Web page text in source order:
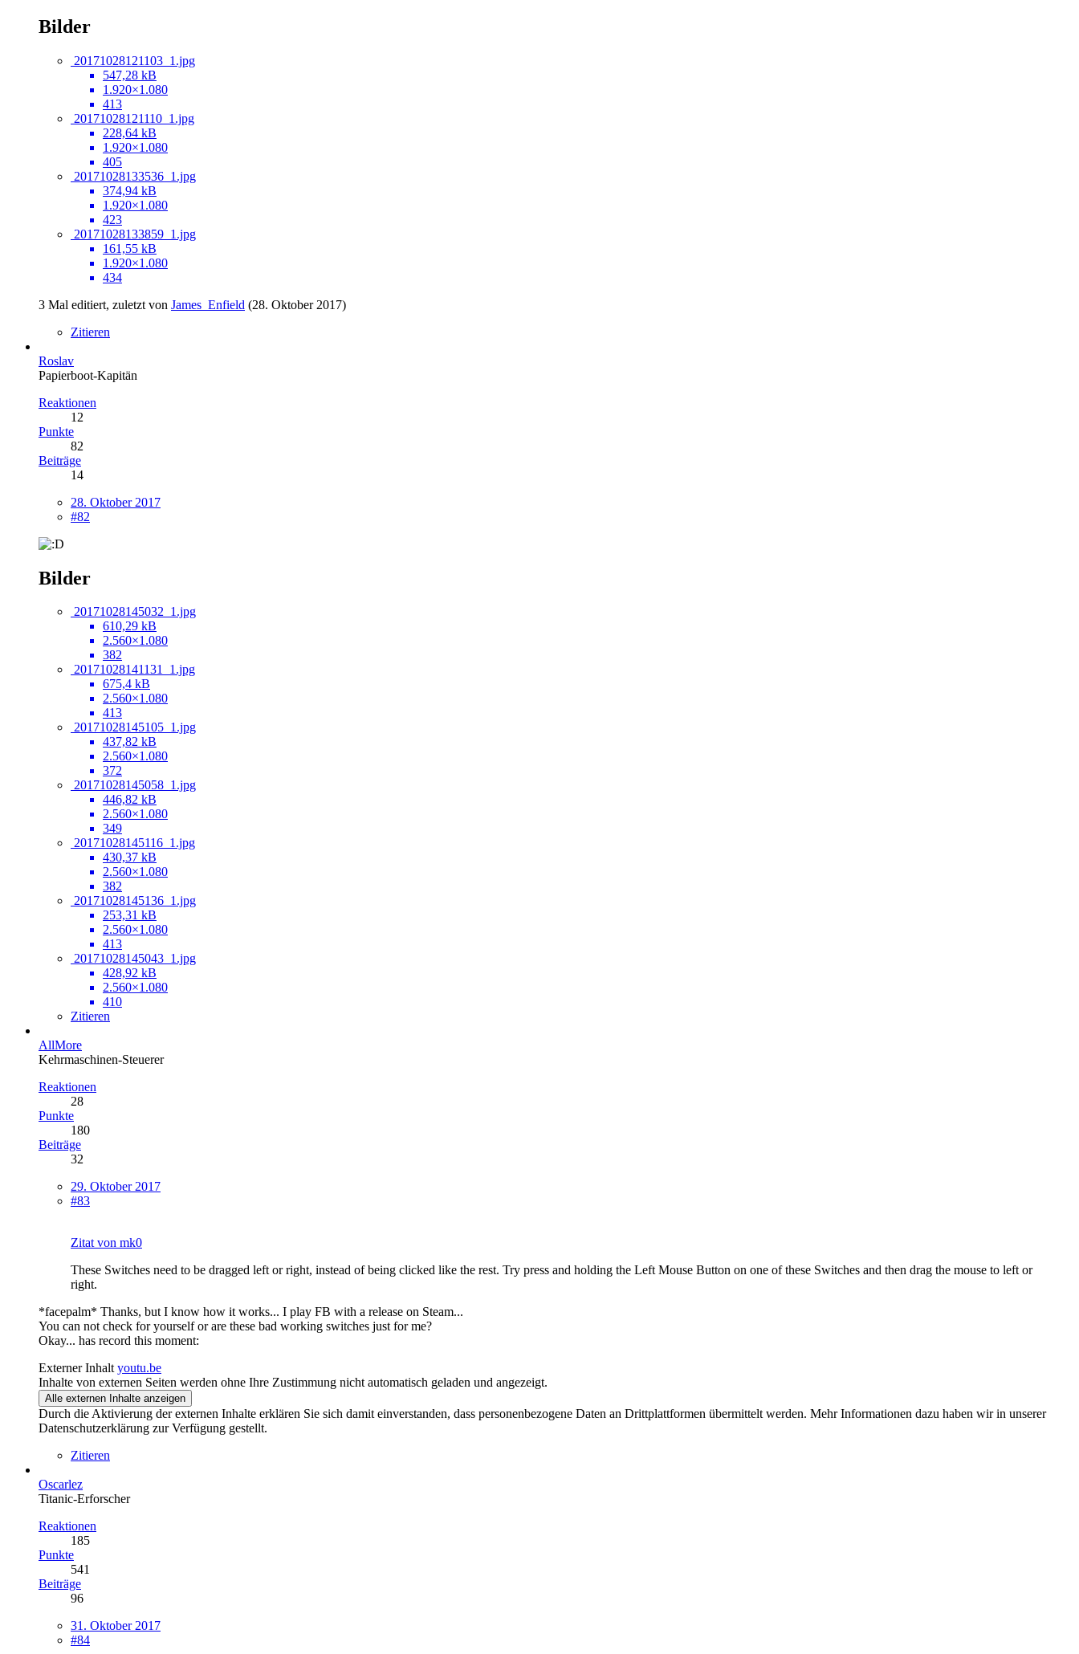
Bilder
20171028121103_1.jpg
547,28 kB
1.920×1.080
413
20171028121110_1.jpg
228,64 kB
1.920×1.080
405
20171028133536_1.jpg
374,94 kB
1.920×1.080
423
20171028133859_1.jpg
161,55 kB
1.920×1.080
434
3 Mal editiert, zuletzt von James_Enfield (28. Oktober 2017)
Zitieren
Roslav
Papierboot-Kapitän
Reaktionen
12
Punkte
82
Beiträge
14
28. Oktober 2017
#82
Bilder
20171028145032_1.jpg
610,29 kB
2.560×1.080
382
20171028141131_1.jpg
675,4 kB
2.560×1.080
413
20171028145105_1.jpg
437,82 kB
2.560×1.080
372
20171028145058_1.jpg
446,82 kB
2.560×1.080
349
20171028145116_1.jpg
430,37 kB
2.560×1.080
382
20171028145136_1.jpg
253,31 kB
2.560×1.080
413
20171028145043_1.jpg
428,92 kB
2.560×1.080
410
Zitieren
AllMore
Kehrmaschinen-Steuerer
Reaktionen
28
Punkte
180
Beiträge
32
29. Oktober 2017
#83
Zitat von mk0
These Switches need to be dragged left or right, instead of being clicked like the rest. Try press and holding the Left Mouse Button on one of these Switches and then drag the mouse to left or
right.
*facepalm* Thanks, but I know how it works... I play FB with a release on Steam...
You can not check for yourself or are these bad working switches just for me?
Okay... has record this moment:
Externer Inhalt youtu.be
Inhalte von externen Seiten werden ohne Ihre Zustimmung nicht automatisch geladen und angezeigt.
Alle externen Inhalte anzeigen
Durch die Aktivierung der externen Inhalte erklären Sie sich damit einverstanden, dass personenbezogene Daten an Drittplattformen übermittelt werden. Mehr Informationen dazu haben wir in unserer
Datenschutzerklärung zur Verfügung gestellt.
Zitieren
Oscarlez
Titanic-Erforscher
Reaktionen
185
Punkte
541
Beiträge
96
31. Oktober 2017
#84